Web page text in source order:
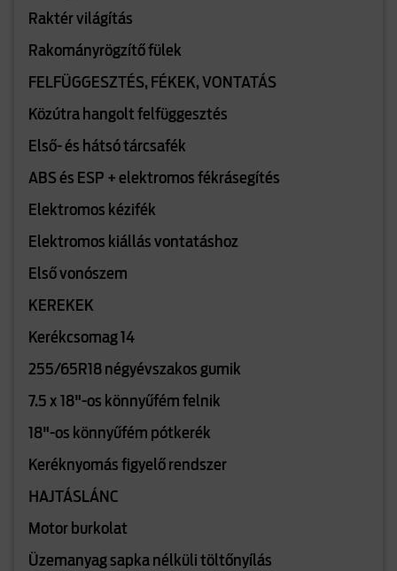
Raktér világítás
Rakományrögzítő fülek
FELFÜGGESZTÉS, FÉKEK, VONTATÁS
Közútra hangolt felfüggesztés
Első- és hátsó tárcsafék
ABS és ESP + elektromos fékrásegítés
Elektromos kézifék
Elektromos kiállás vontatáshoz
Első vonószem
KEREKEK
Kerékcsomag 14
255/65R18 négyévszakos gumik
7.5 x 18"-os könnyűfém felnik
18"-os könnyűfém pótkerék
Keréknyomás figyelő rendszer
HAJTÁSLÁNC
Motor burkolat
Üzemanyag sapka nélküli töltőnyílás